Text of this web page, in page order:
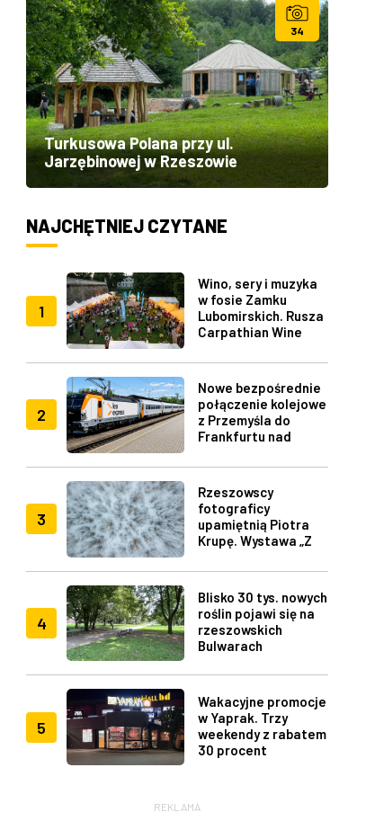
34
Turkusowa Polana przy ul.
Jarzębinowej w Rzeszowie
NAJCHĘTNIEJ CZYTANE
1
Wino, sery i muzyka
w fosie Zamku
Lubomirskich. Rusza
Carpathian Wine
2
Nowe bezpośrednie
połączenie kolejowe
z Przemyśla do
Frankfurtu nad
3
Rzeszowscy
fotograficy
upamiętnią Piotra
Krupę. Wystawa „Z
4
Blisko 30 tys. nowych
roślin pojawi się na
rzeszowskich
Bulwarach
5
Wakacyjne promocje
w Yaprak. Trzy
weekendy z rabatem
30 procent
REKLAMA